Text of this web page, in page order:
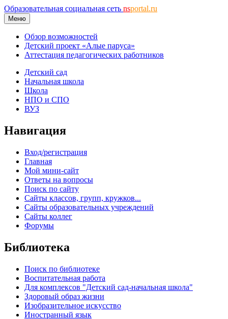
Образовательная социальная сеть nsportal.ru
Меню
Обзор возможностей
Детский проект «Алые паруса»
Аттестация педагогических работников
Детский сад
Начальная школа
Школа
НПО и СПО
ВУЗ
Навигация
Вход/регистрация
Главная
Мой мини-сайт
Ответы на вопросы
Поиск по сайту
Сайты классов, групп, кружков...
Сайты образовательных учреждений
Сайты коллег
Форумы
Библиотека
Поиск по библиотеке
Воспитательная работа
Для комплексов "Детский сад-начальная школа"
Здоровый образ жизни
Изобразительное искусство
Иностранный язык